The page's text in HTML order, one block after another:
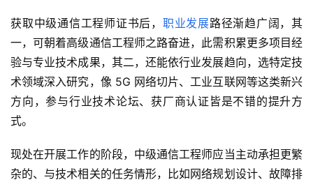
获取中级通信工程师证书后， 职业发展路径渐趋广阔，其
一，可朝着高级通信工程师之路奋进，此需积累更多项目经
验与专业技术成果，其二，还能依行业发展趋向，选特定技
术领域深入研究，像 5G 网络切片、工业互联网等这类新兴
方向，参与行业技术论坛、获厂商认证皆是不错的提升方
式。
现处在开展工作的阶段，中级通信工程师应当主动承担更繁
杂的、与技术相关的任务情形，比如网络规划设计、故障排